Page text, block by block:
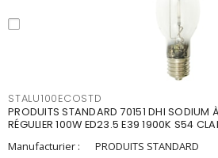
STALU100ECOSTD
PRODUITS STANDARD 70151 DHI SODIUM
RÉGULIER 100W ED23.5 E39 1900K S54
Manufacturier :
PRODUITS STANDARD